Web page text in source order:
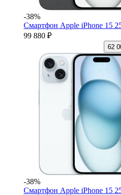
-38%
Смартфон Apple iPhone 15
99 880 ₽
62
-38%
Смартфон Apple iPhone 15